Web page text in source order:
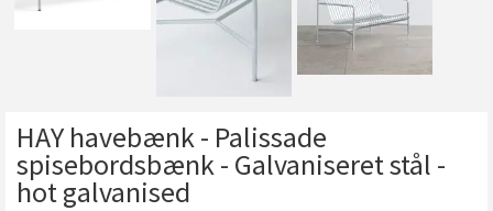
HAY havebænk - Palissade
spisebordsbænk - Galvaniseret stål -
hot galvanised